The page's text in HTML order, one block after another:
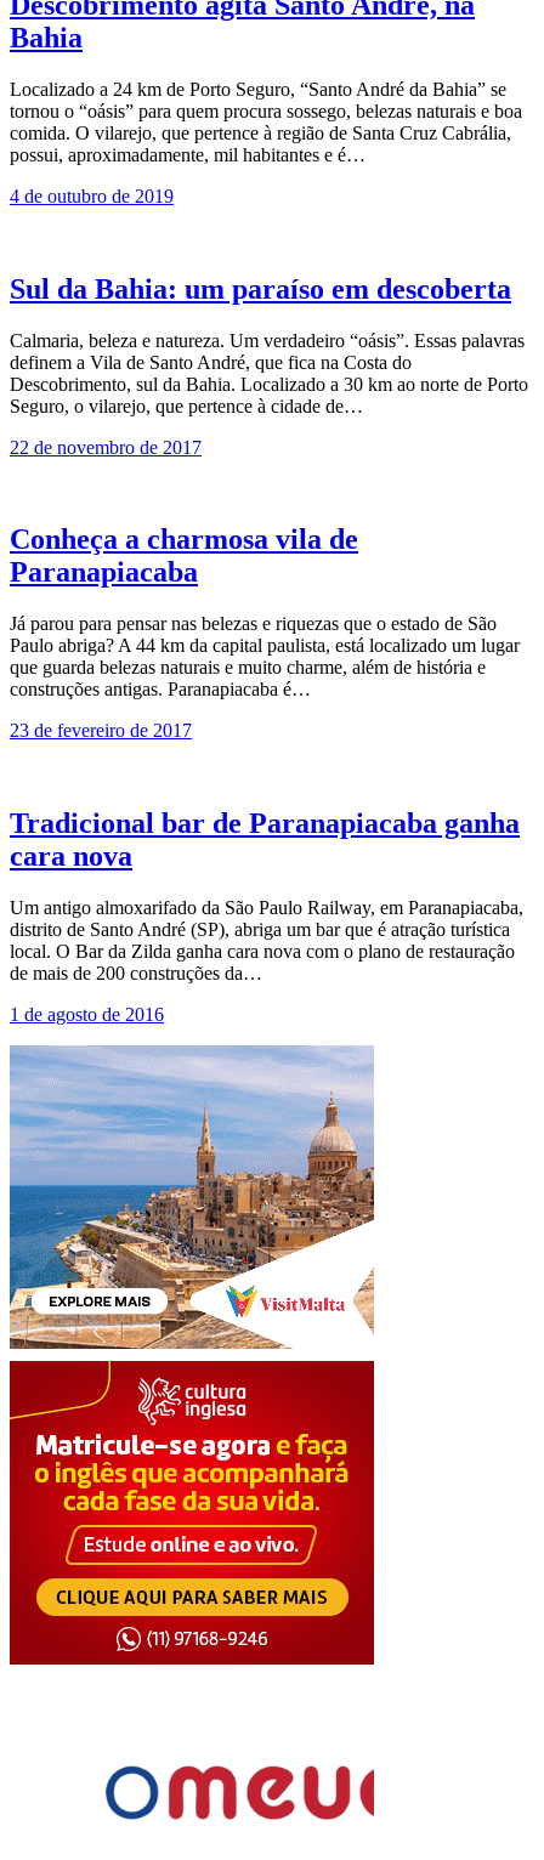
Bahia
Localizado a 24 km de Porto Seguro, “Santo André da Bahia” se
tornou o “oásis” para quem procura sossego, belezas naturais e boa
comida. O vilarejo, que pertence à região de Santa Cruz Cabrália,
possui, aproximadamente, mil habitantes e é…
4 de outubro de 2019
Sul da Bahia: um paraíso em descoberta
Calmaria, beleza e natureza. Um verdadeiro “oásis”. Essas palavras
definem a Vila de Santo André, que fica na Costa do
Descobrimento, sul da Bahia. Localizado a 30 km ao norte de Porto
Seguro, o vilarejo, que pertence à cidade de…
22 de novembro de 2017
Conheça a charmosa vila de
Paranapiacaba
Já parou para pensar nas belezas e riquezas que o estado de São
Paulo abriga? A 44 km da capital paulista, está localizado um lugar
que guarda belezas naturais e muito charme, além de história e
construções antigas. Paranapiacaba é…
23 de fevereiro de 2017
Tradicional bar de Paranapiacaba ganha
cara nova
Um antigo almoxarifado da São Paulo Railway, em Paranapiacaba,
distrito de Santo André (SP), abriga um bar que é atração turística
local. O Bar da Zilda ganha cara nova com o plano de restauração
de mais de 200 construções da…
1 de agosto de 2016